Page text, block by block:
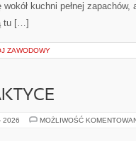
kuchni pełnej
tu […]
ZAWODOWY
2026 MOŻLIWOŚĆ